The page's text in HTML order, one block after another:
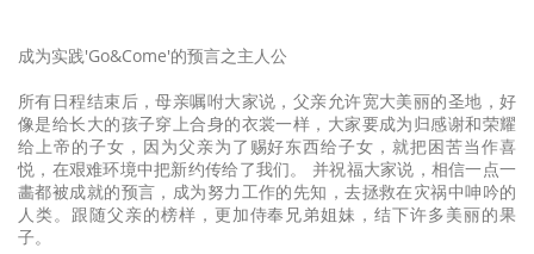
成为实践'Go&Come'的预言之主人公
所有日程结束后，母亲嘱咐大家说，父亲允许宽大美丽的圣地，好
像是给长大的孩子穿上合身的衣裳一样，大家要成为归感谢和荣耀
给上帝的子女，因为父亲为了赐好东西给子女，就把困苦当作喜
悦，在艰难环境中把新约传给了我们。 并祝福大家说，相信一点一
畵都被成就的预言，成为努力工作的先知，去拯救在灾祸中呻吟的
人类。跟随父亲的榜样，更加侍奉兄弟姐妹，结下许多美丽的果
子。